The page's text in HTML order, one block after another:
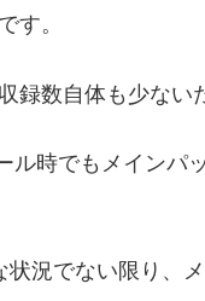
す。
録数自体も少ない
ル時でもメイン
状況でない限り、